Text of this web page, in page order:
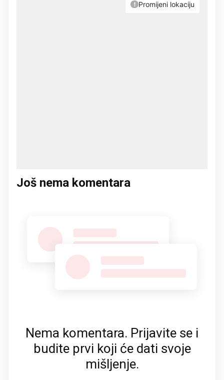
Još nema komentara
Nema komentara. Prijavite se i
budite prvi koji će dati svoje
mišljenje.